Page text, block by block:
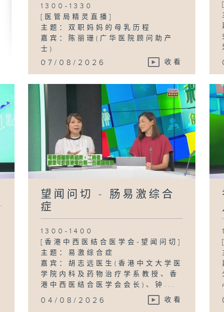
1300-1330
[医管局精灵直播]
主题：双职妈妈的母乳历程
嘉宾：陈丽珊(广华医院顾问助产
士)
...
07/08/2026 收看
望闻问切 - 肠易激综合
症
1300-1400
[香港中西医结合医学会-望闻问切]
主题：易激综合症
嘉宾：胡志远医生(香港中文大学医
学院内科及药物治疗学系教授、香
港中西医结合医学会会长)、钟...
04/08/2026 收看